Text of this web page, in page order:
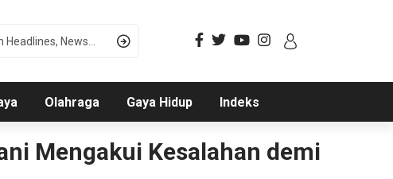
Olahraga Gaya Hidup Indeks
Mengakui Kesalahan demi